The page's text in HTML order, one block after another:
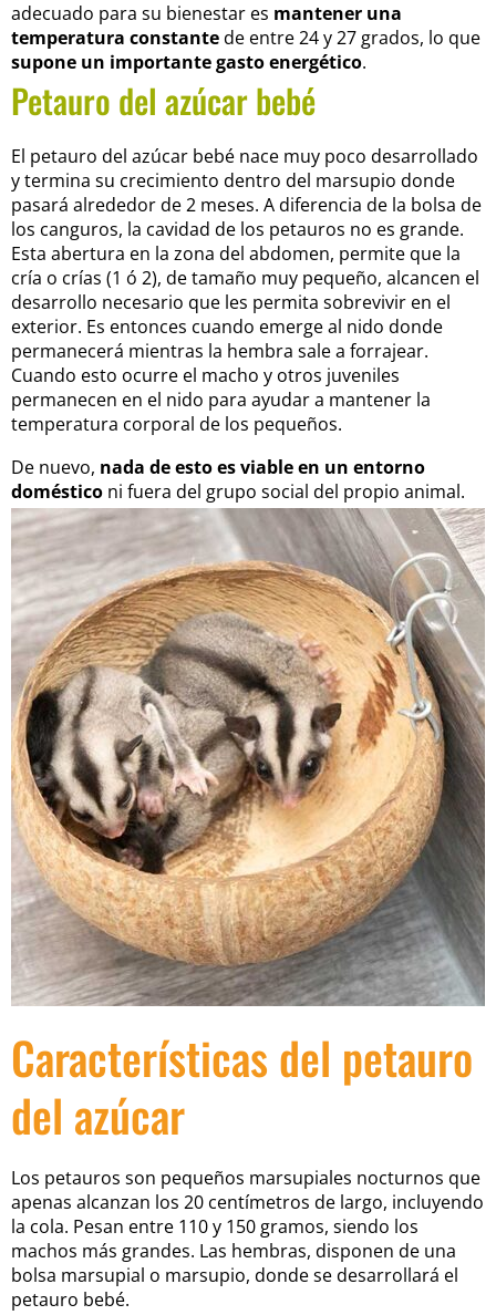
adecuado para su bienestar es mantener una
temperatura constantede entre 24 y 27 grados, lo que
supone un importante gasto energético.
Petauro del azúcar bebé
El petauro del azúcar bebé nace muy poco desarrollado
y termina su crecimiento dentro del marsupio donde
pasará alrededor de 2 meses. A diferencia de la bolsa de
los canguros, la cavidad de los petauros no es grande.
Esta abertura en la zona del abdomen, permite que la
cría o crías (1 ó 2), de tamaño muy pequeño, alcancen el
desarrollo necesario que les permita sobrevivir en el
exterior. Es entonces cuando emerge al nido donde
permanecerá mientras la hembra sale a forrajear.
Cuando esto ocurre el macho y otros juveniles
permanecen en el nido para ayudar a mantener la
temperatura corporal de los pequeños.
De nuevo, nada de esto es viable en un entorno
doméstico ni fuera del grupo social del propio animal.
Características del petauro
del azúcar
Los petauros son pequeños marsupiales nocturnos que
apenas alcanzan los 20 centímetros de largo, incluyendo
la cola. Pesan entre 110 y 150 gramos, siendo los
machos más grandes. Las hembras, disponen de una
bolsa marsupial o marsupio, donde se desarrollará el
petauro bebé.